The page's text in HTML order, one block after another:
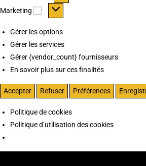
Marketing Marketing
Gérer les options
Gérer les services
Gérer {vendor_count} fournisseurs
En savoir plus sur ces finalités
Accepter Refuser Préférences
Politique de cookies
Politique d’utilisation des cookies